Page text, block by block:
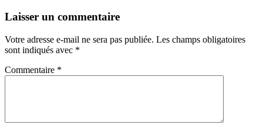
Laisser un commentaire
Votre adresse e-mail ne sera pas publiée. Les champs obligatoires
sont indiqués avec *
Commentaire *